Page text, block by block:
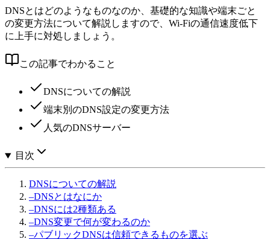
DNSとはどのようなものなのか、基礎的な知識や端末ごと
の変更方法について解説しますので、Wi-Fiの通信速度低下
に上手に対処しましょう。
この記事でわかること
DNSについての解説
端末別のDNS設定の変更方法
人気のDNSサーバー
目次
DNSについての解説
–DNSとはなにか
–DNSには2種類ある
–DNS変更で何が変わるのか
–パブリックDNSは信頼できるものを選ぶ